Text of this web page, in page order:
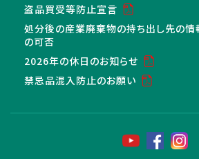
盗品買受等防止宣言
処分後の産業廃棄物の持ち出し先の情
の可否
2026年の休日のお知らせ
禁忌品混入防止のお願い